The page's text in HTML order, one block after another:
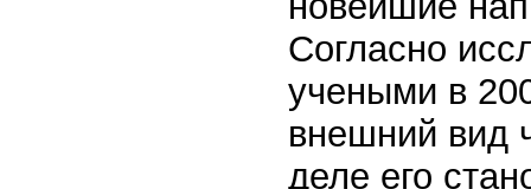
Согласно
учеными в
внешний вид
деле его